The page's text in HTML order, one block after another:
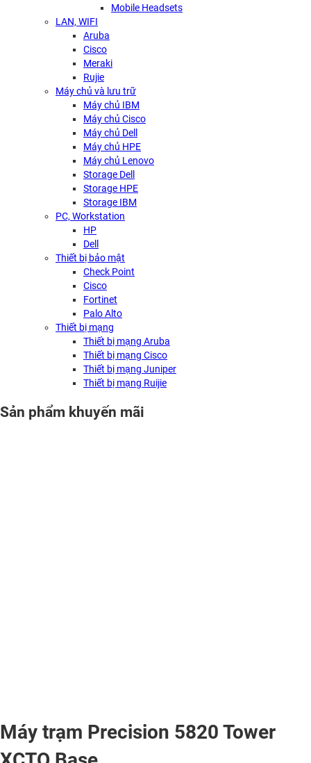
Mobile Headsets
LAN, WIFI
Aruba
Cisco
Meraki
Rujie
Máy chủ và lưu trữ
Máy chủ IBM
Máy chủ Cisco
Máy chủ Dell
Máy chủ HPE
Máy chủ Lenovo
Storage Dell
Storage HPE
Storage IBM
PC, Workstation
HP
Dell
Thiết bị bảo mật
Check Point
Cisco
Fortinet
Palo Alto
Thiết bị mạng
Thiết bị mạng Aruba
Thiết bị mạng Cisco
Thiết bị mạng Juniper
Thiết bị mạng Ruijie
Sản phẩm khuyến mãi
Máy trạm Precision 5820 Tower